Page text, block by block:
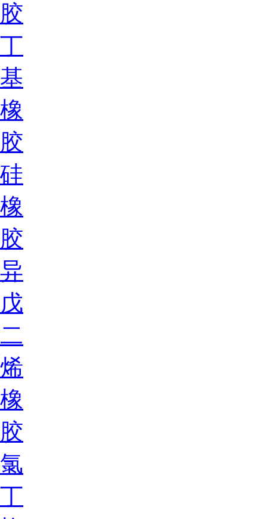
胶
丁
基
橡
胶
硅
橡
胶
异
戊
二
烯
橡
胶
氯
丁